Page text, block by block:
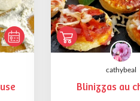
cathybeal
Blinizzas au